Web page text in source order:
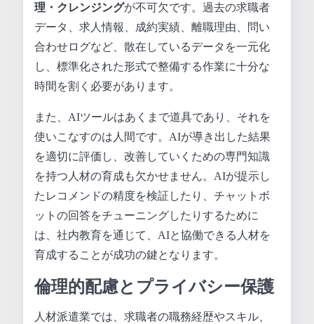
理・クレンジングが不可欠です。過去の求職者
データ、求人情報、成約実績、離職理由、問い
合わせログなど、散在しているデータを一元化
し、標準化された形式で整備する作業に十分な
時間を割く必要があります。
また、AIツールはあくまで道具であり、それを
使いこなすのは人間です。AIが導き出した結果
を適切に評価し、改善していくための専門知識
を持つ人材の育成も欠かせません。AIが提示し
たレコメンドの精度を検証したり、チャットボ
ットの回答をチューニングしたりするために
は、社内教育を通じて、AIと協働できる人材を
育成することが成功の鍵となります。
倫理的配慮とプライバシー保護
人材派遣業では、求職者の職務経歴やスキル、